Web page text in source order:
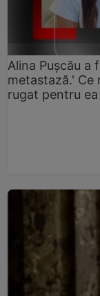
Alina Pușcău a
metastază.' Ce
rugat pentru ea